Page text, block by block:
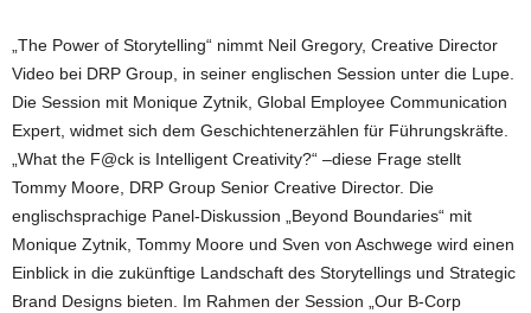
„The Power of Storytelling“ nimmt Neil Gregory, Creative Director
Video bei DRP Group, in seiner englischen Session unter die Lupe.
Die Session mit Monique Zytnik, Global Employee Communication
Expert, widmet sich dem Geschichtenerzählen für Führungskräfte.
„What the F@ck is Intelligent Creativity?“ –diese Frage stellt
Tommy Moore, DRP Group Senior Creative Director. Die
englischsprachige Panel-Diskussion „Beyond Boundaries“ mit
Monique Zytnik, Tommy Moore und Sven von Aschwege wird einen
Einblick in die zukünftige Landschaft des Storytellings und Strategic
Brand Designs bieten. Im Rahmen der Session „Our B-Corp